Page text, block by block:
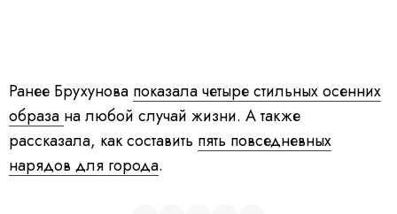
Ранее Брухунова показала четыре стильных осенних
образа на любой случай жизни. А также
рассказала, как составить пять повседневных
нарядов для города.